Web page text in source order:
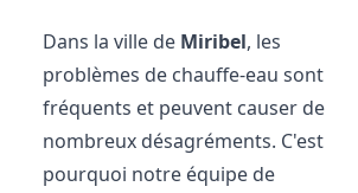
Dans la ville de Miribel, les
problèmes de chauffe-eau sont
fréquents et peuvent causer de
nombreux désagréments. C'est
pourquoi notre équipe de